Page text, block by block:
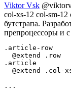
Viktor Vsk
col-xs-12 col-sm-12
бутстрапа.
препроцессоры и
.article-row
  @extend .row
.article
@extend .col-
...